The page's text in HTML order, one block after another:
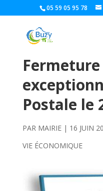
05 59 05 95 78
Fermeture
Postale le
PAR MAIRIE| 16 JUIN
VIE ÉCONOMIQUE